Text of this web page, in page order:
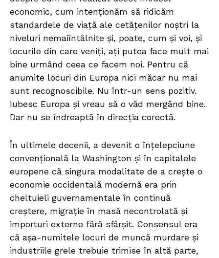
economic, cum intenționăm să ridicăm
standardele de viață ale cetățenilor noștri la
niveluri nemaiîntâlnite și, poate, cum și voi, și
locurile din care veniți, ați putea face mult mai
bine urmând ceea ce facem noi. Pentru că
anumite locuri din Europa nici măcar nu mai
sunt recognoscibile. Nu într-un sens pozitiv.
Iubesc Europa și vreau să o văd mergând bine.
Dar nu se îndreaptă în direcția corectă.
În ultimele decenii, a devenit o înțelepciune
convențională la Washington și în capitalele
europene că singura modalitate de a crește o
economie occidentală modernă era prin
cheltuieli guvernamentale în continuă
creștere, migrație în masă necontrolată și
importuri externe fără sfârșit. Consensul era
că așa-numitele locuri de muncă murdare și
industriile grele trebuie trimise în altă parte,